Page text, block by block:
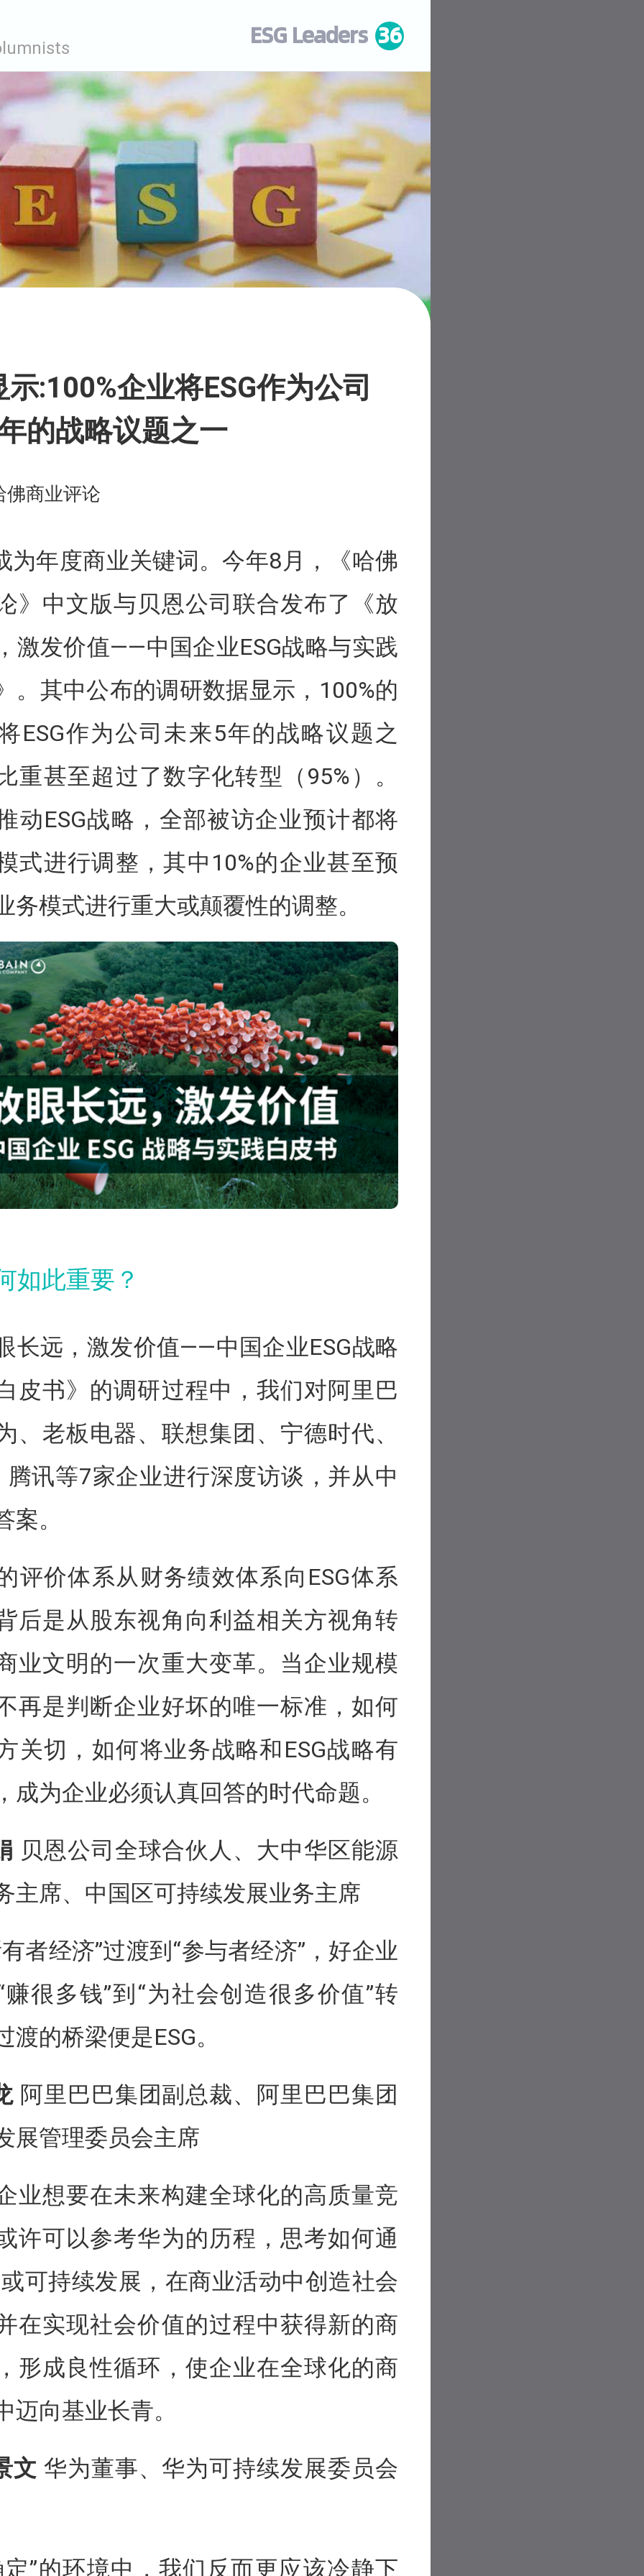
ESG Leaders 36
:100%企业将ESG作为公司
的战略议题之一
佛商业评论
为年度商业关键词。今年8月，《哈佛
》中文版与贝恩公司联合发布了《放
激发价值——中国企业ESG战略与实践
。其中公布的调研数据显示，100%的
ESG作为公司未来5年的战略议题之
重甚至超过了数字化转型（95%）。
动ESG战略，全部被访企业预计都将
式进行调整，其中10%的企业甚至预
务模式进行重大或颠覆性的调整。
如此重要？
长远，激发价值——中国企业ESG战略
皮书》的调研过程中，我们对阿里巴
、老板电器、联想集团、宁德时代、
腾讯等7家企业进行深度访谈，并从中
案。
评价体系从财务绩效体系向ESG体系
后是从股东视角向利益相关方视角转
业文明的一次重大变革。当企业规模
再是判断企业好坏的唯一标准，如何
关切，如何将业务战略和ESG战略有
成为企业必须认真回答的时代命题。
贝恩公司全球合伙人、大中华区能源
主席、中国区可持续发展业务主席
者经济”过渡到“参与者经济”，好企业
赚很多钱”到“为社会创造很多价值”转
渡的桥梁便是ESG。
阿里巴巴集团副总裁、阿里巴巴集团
展管理委员会主席
业想要在未来构建全球化的高质量竞
许可以参考华为的历程，思考如何通
或可持续发展，在商业活动中创造社会
在实现社会价值的过程中获得新的商
形成良性循环，使企业在全球化的商
迈向基业长青。
文 华为董事、华为可持续发展委员会
定”的环境中，我们反而更应该冷静下